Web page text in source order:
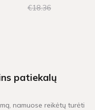
€1836
patiekalų
namuose reikėtų turėti